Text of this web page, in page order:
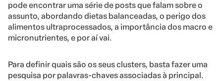
pode encontrar uma série de posts que falam sobre o
assunto, abordando dietas balanceadas, o perigo dos
alimentos ultraprocessados, a importância dos macro e
micronutrientes, e por aí vai.
Para definir quais são os seus clusters, basta fazer uma
pesquisa por palavras-chaves associadas à principal.